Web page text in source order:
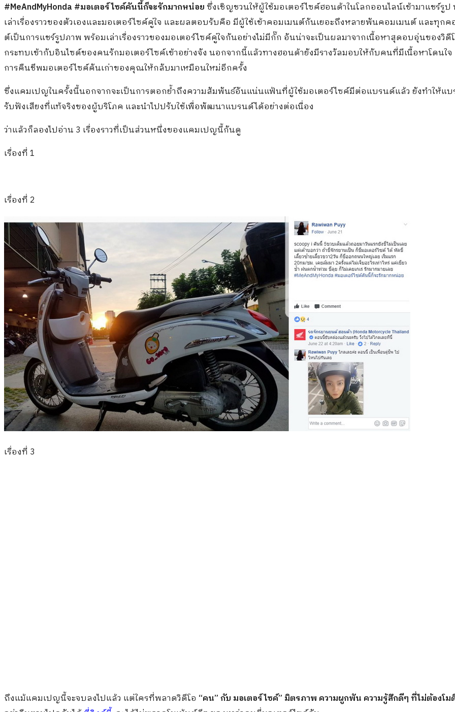
#MeAndMyHonda #มอเตอร์ไซค์คันนี้ก็จะรักมากหน่อยซึ่งเชิญชวนให้ผู้ใช้มอเตอร์ไซค์ฮอนด้าในโลกออนไลน์เข้ามาแชร์รูป
เล่าเรื่องราวของตัวเองและมอเตอร์ไซค์คู่ใจ และผลตอบรับคือ มีผู้ใช้เข้าคอมเมนต์กันเยอะถึงหลายพันคอมเมนต์ และทุกค
ต์เป็นการแชร์รูปภาพ พร้อมเล่าเรื่องราวของมอเตอร์ไซค์คู่ใจกันอย่างไม่มีกั๊ก อันน่าจะเป็นผลมาจากเนื้อหาสุดอบอุ่นของวิดี
กระทบเข้ากับอินไซด์ของคนรักมอเตอร์ไซค์เข้าอย่างจัง นอกจากนี้แล้วทางฮอนด้ายังมีรางวัลมอบให้กับคนที่มีเนื้อหาโดนใจ
การคืนชีพมอเตอร์ไซค์คันเก่าของคุณให้กลับมาเหมือนใหม่อีกครั้ง
ซึ่งแคมเปญในครั้งนี้นอกจากจะเป็นการตอกย้ำถึงความสัมพันธ์อันแน่นแฟ้นที่ผู้ใช้มอเตอร์ไซค์มีต่อแบรนด์แล้ว ยังทำให้แ
รับฟังเสียงที่แท้จริงของผู้บริโภค และนำไปปรับใช้เพื่อพัฒนาแบรนด์ได้อย่างต่อเนื่อง
ว่าแล้วก็ลองไปอ่าน 3 เรื่องราวที่เป็นส่วนหนึ่งของแคมเปญนี้กันดู
เรื่องที่ 1
เรื่องที่ 2
เรื่องที่ 3
ถึงแม้แคมเปญนี้จะจบลงไปแล้ว แต่ใครที่พลาดวิดีโอ “คน” กับ มอเตอร์ไซค์” มิตรภาพ ความผูกพัน ความรู้สึกดีๆ ที่ไม่ต้องโม